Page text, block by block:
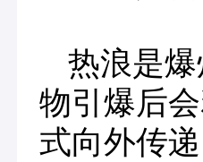
热浪是
物引爆后
式向外传